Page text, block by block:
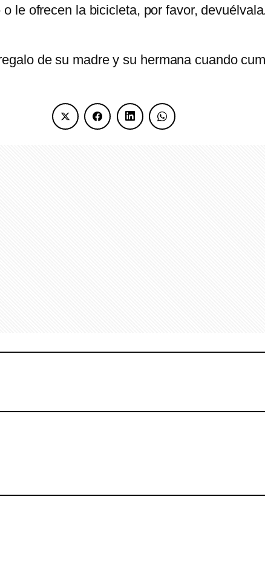
le ofrecen la bicicleta, por favor,
de su madre y su hermana cuando